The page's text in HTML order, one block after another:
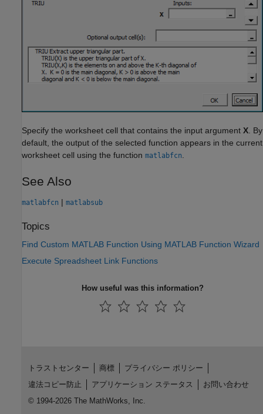
Specify the worksheet cell that contains the input argument X . By
default, the output of the selected function appears in the current
worksheet cell using the function matlabfcn
See Also
matlabfcn | matlabsub
Topics
Find Custom MATLAB Function Using MATLAB Function Wizard
Execute Spreadsheet Link Functions
How useful was this information?
トラストセンター 商標
プライバシー ポリシー
違法コピー防止
アプリケーション ステータス
お問い合わせ
© 1994-2026 The MathWorks, Inc.